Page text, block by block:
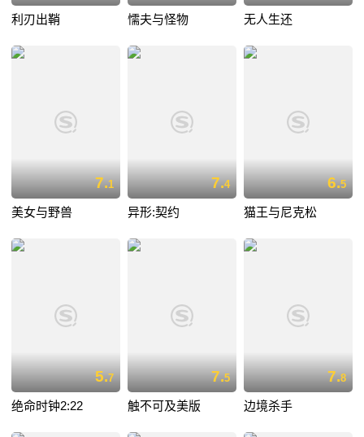
利刃出鞘 懦夫与怪物 无人生还
7.1
美女与野兽
7.4
异形:契约
6.5
猫王与尼克松
5.7
绝命时钟2:22
7.5
触不可及美版
7.8
边境杀手